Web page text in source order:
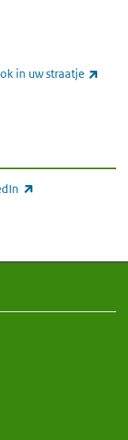
in uw straatje
link)